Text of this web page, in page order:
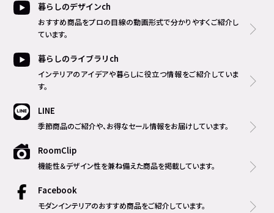
暮らしのデザインch
おすすめ商品をプロの目線の動画形式で分かりやすくご紹介し
ています。
暮らしのライブラリch
インテリアのアイデアや暮らしに役立つ情報をご紹介していま
す。
LINE
季節商品のご紹介や、お得なセール情報をお届けしています。
RoomClip
機能性＆デザイン性を兼ね備えた商品を掲載しています。
Facebook
モダンインテリアのおすすめ商品をご紹介しています。